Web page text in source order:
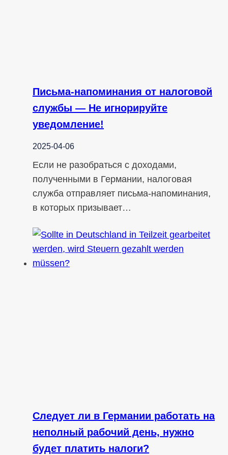
Письма-напоминания от налоговой
службы — Не игнорируйте
уведомление!
2025-04-06
Если не разобраться с доходами,
полученными в Германии, налоговая
служба отправляет письма-напоминания,
в которых призывает…
Следует ли в Германии работать на
неполный рабочий день, нужно
будет платить налоги?